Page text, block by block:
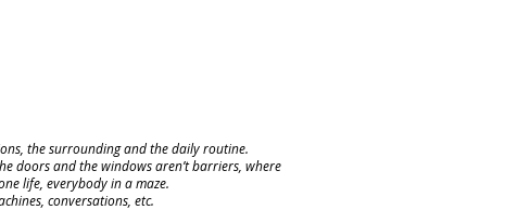
the surrounding and the daily routine.
doors and the windows aren’t barriers, where
life, everybody in a maze.
conversations, etc.